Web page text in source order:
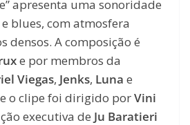
apresenta uma sonoridade
blues, com atmosfera
densos. A composição é
e por membros da
Viegas, Jenks, Luna e
o clipe foi dirigido porVini
executiva de Ju Baratieri